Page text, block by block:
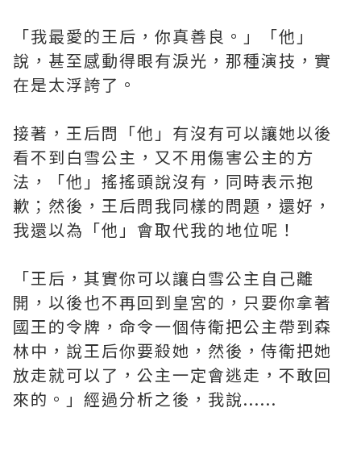
「我最愛的王后，你真善良。」「他」
說，甚至感動得眼有淚光，那種演技，實
在是太浮誇了。
接著，王后問「他」有沒有可以讓她以後
看不到白雪公主，又不用傷害公主的方
法，「他」搖搖頭說沒有，同時表示抱
歉；然後，王后問我同樣的問題，還好，
我還以為「他」會取代我的地位呢！
「王后，其實你可以讓白雪公主自己離
開，以後也不再回到皇宮的，只要你拿著
國王的令牌，命令一個侍衛把公主帶到森
林中，說王后你要殺她，然後，侍衛把她
放走就可以了，公主一定會逃走，不敢回
來的。」經過分析之後，我說......